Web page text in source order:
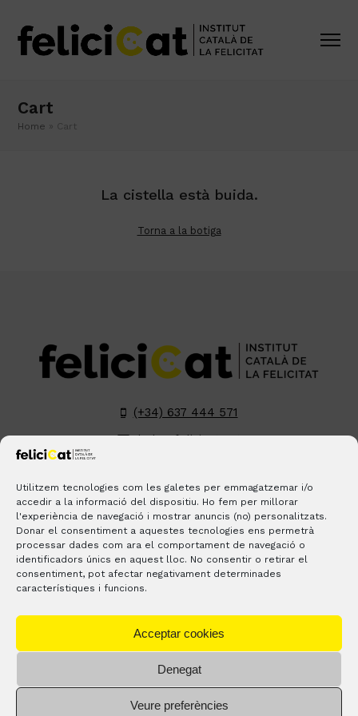
Utilitzem tecnologies com les galetes per emmagatzemar i/o
accedir a la informació del dispositiu. Ho fem per millorar
l'experiència de navegació i mostrar anuncis (no) personalitzats.
Donar el consentiment a aquestes tecnologies ens permetrà
processar dades com ara el comportament de navegació o
identificadors únics en aquest lloc. No consentir o retirar el
consentiment, pot afectar negativament determinades
característiques i funcions.
Acceptar cookies
Denegat
Veure preferències
Cart
Home » Cart
La cistella està buida.
Torna a la botiga
(+34) 637 444 571
hola@felicicat.cat
LinkedInYouTube
BLOGS CONTACTE ON ESTEM?
feliciCat– Tots els drets reservats. |